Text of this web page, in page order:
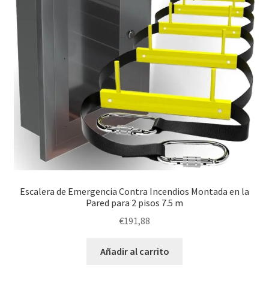
Escalera de Emergencia Contra Incendios Montada en la
Pared para 2 pisos 7.5 m
€191,88
Añadir al carrito